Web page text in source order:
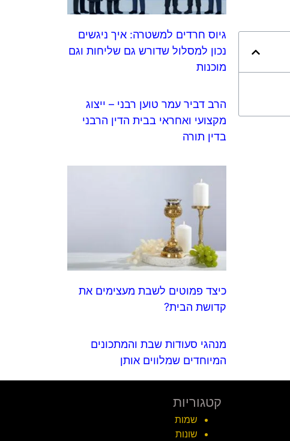
גיוס חרדים למשטרה: איך ניגשים
נכון למסלול שדורש גם שליחות וגם
מוכנות
הרב דביר עמר טוען רבני – ייצוג
מקצועי ואחראי בבית הדין הרבני
בדין תורה
כיצד פמוטים לשבת מעצימים את
קדושת הבית?
מנהגי סעודות שבת והמתכונים
המיוחדים שמלווים אותן
קטגוריות
שמות
שונות